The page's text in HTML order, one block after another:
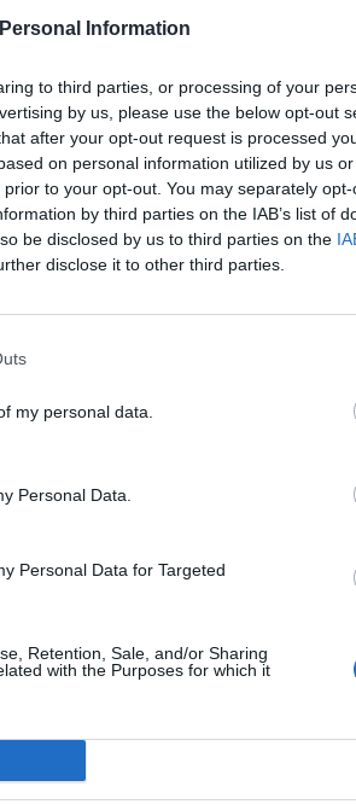
Information
to third parties, or processing of your
by us, please use the below opt-out
after your opt-out request is processed
on personal information utilized by us
to your opt-out. You may separately
by third parties on the IAB’s list of
be disclosed by us to third parties on the
disclose it to other third parties.
my personal data.
Personal Data.
Personal Data for Targeted
Retention, Sale, and/or Sharing
with the Purposes for which it
szolgálhatnak. Emellett a
agráriumot kiszolgáló vállalkozások
a networkingre és az üzleti
mellett pedig szórakoztató
az agrárium legkiemelkedőbb
az agrárium legmeghatározóbb
alapján.
TRANSFORMATION
Marriott Hotel
digitalizálódik az életünk és ezzel
személyes ügyintézésre csak a
ügyeket intézünk. Ám most a
AI-forradalom, és az agentic AI trend.
adminisztratív folyamatokat támogató
és a megspórolt munkaerővel? A